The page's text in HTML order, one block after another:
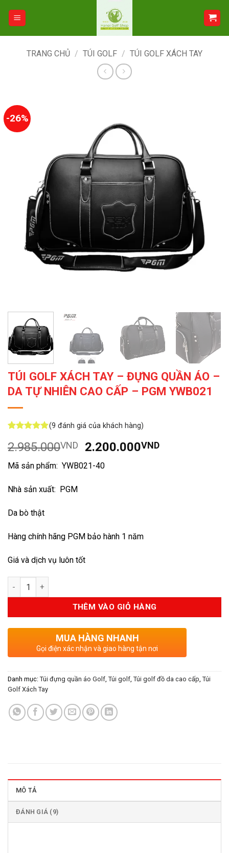
TRANG CHỦ / TÚI GOLF / TÚI GOLF XÁCH TAY
-26%
TÚI GOLF XÁCH TAY – ĐỰNG QUẦN ÁO –
DA TỰ NHIÊN CAO CẤP – PGM YWB021
dựa trên
đánh giá
(9 đánh giá của khách hàng)
2.985.000VND
Giá
gốc
là:
2.200.000VNDGiá
Mã sản phẩm: YWB021-40
Nhà sản xuất: PGM
Da bò thật
Hàng chính hãng PGM bảo hành 1 năm
Giá và dịch vụ luôn tốt
Số lượng
THÊM VÀO GIỎ HÀNG
MUA HÀNG NHANH
Gọi điện xác nhận và giao hàng tận nơi
Danh mục: Túi đựng quần áo Golf, Túi golf, Túi golf đồ da cao cấp, Túi
Golf Xách Tay
MÔ TẢ
ĐÁNH GIÁ (9)